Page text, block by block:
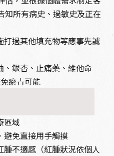
知所有病史、過敏史及正在
打過其他填充物等應事先誠
銀杏、止痛藥、維他命
瘀青可能
區域
避免直接用手觸摸
不適感（紅腫狀況依個人